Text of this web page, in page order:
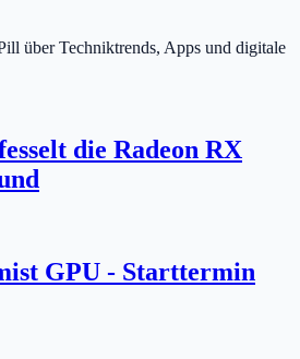
über Techniktrends, Apps und digitale
die Radeon RX
GPU - Starttermin